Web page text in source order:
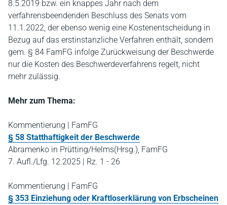
8.5.2019 bzw. ein knappes Jahr nach dem
verfahrensbeendenden Beschluss des Senats vom
11.1.2022, der ebenso wenig eine Kostenentscheidung in
Bezug auf das erstinstanzliche Verfahren enthält, sondern
gem. § 84 FamFG infolge Zurückweisung der Beschwerde
nur die Kosten des Beschwerdeverfahrens regelt, nicht
mehr zulässig.
Mehr zum Thema:
Kommentierung | FamFG
§ 58 Statthaftigkeit der Beschwerde
Abramenko in Prütting/Helms(Hrsg.), FamFG
7. Aufl./Lfg. 12.2025 | Rz. 1 - 26
Kommentierung | FamFG
§ 353 Einziehung oder Kraftloserklärung von Erbscheinen